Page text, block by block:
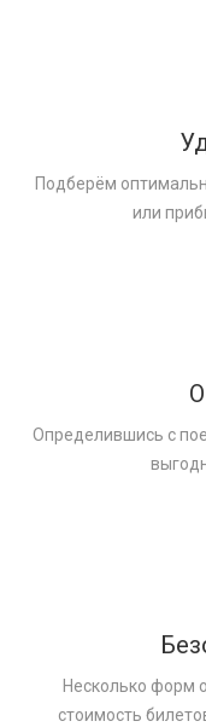
Подберём
или
Определившись с
Несколько форм
стоимость